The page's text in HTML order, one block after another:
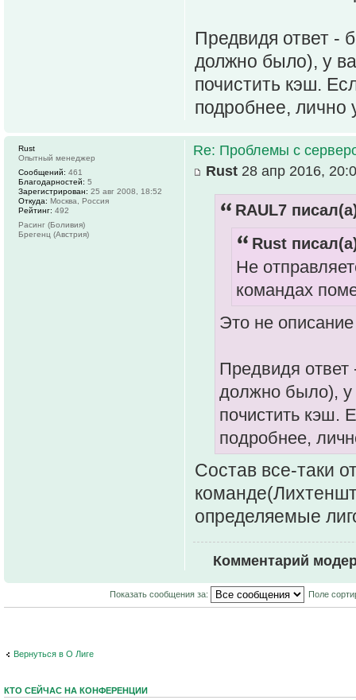
Предвидя ответ -
должно было), у
почистить кэш.
подробнее, лично
Re: Проблемы с
Rust 28 апр 2016,
RAUL7
Rust
Не
командах
Это не
Предвидя
должно было), у
почистить кэш.
подробнее,
Состав все-таки
определяемые
Комментарий
Rust
Опытный менеджер
Сообщений: 461
Благодарностей: 5
Зарегистрирован: 25 авг 2008, 18:52
Откуда: Москва, Россия
Рейтинг: 492
Расинг (Боливия)
Брегенц (Австрия)
Показать сообщения за: Поле
Вернуться в О Лиге
КТО СЕЙЧАС НА КОНФЕРЕНЦИИ